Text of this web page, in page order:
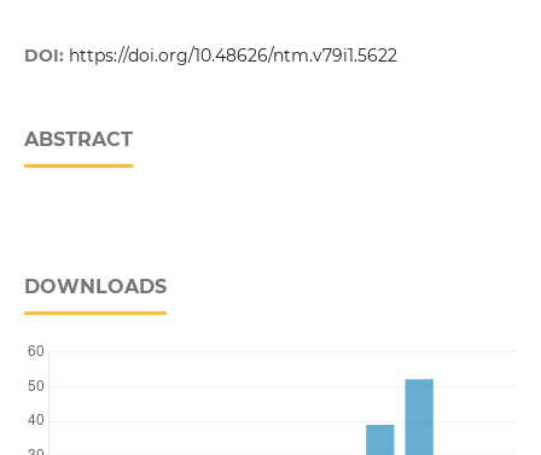
DOI: https://doi.org/10.48626/ntm.v79i1.5622
ABSTRACT
DOWNLOADS